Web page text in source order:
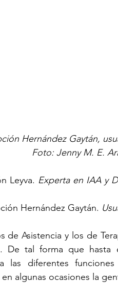
Hernández Gaytán,
Foto: Jenny M. E.
Leyva. Experta en IAA y
Hernández Gaytán.
de Asistencia y los de
De tal forma que
las diferentes
algunas ocasiones la